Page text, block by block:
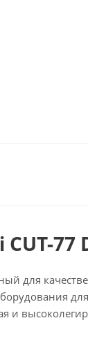
77
для
и